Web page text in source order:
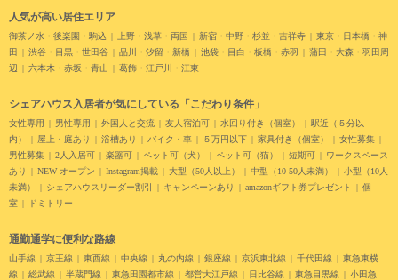
人気が高い居住エリア
御茶ノ水・後楽園・駒込 上野・浅草・両国 新宿・中野・杉並・吉祥寺
東京・日本橋・神
田
渋谷・目黒・世田谷 品川・汐留・新橋 池袋・目白・板橋・赤羽
蒲田・大森・羽田周
辺
六本木・赤坂・青山 葛飾・江戸川・江東
シェアハウス入居者が気にしている「こだわり条件」
女性専用 男性専用 外国人と交流 友人宿泊可 水回り付き（個室）
駅近（５分以
内）
屋上・庭あり 浴槽あり バイク・車 ５万円以下 家具付き（個室）
女性募集
男性募集
2人入居可 楽器可 ペット可（犬） ペット可（猫） 短期可
ワークスペース
あり
NEW オープン Instagram掲載 大型（50人以上） 中型（10-50人未満）
小型（10人
未満）
シェアハウスリーダー割引 キャンペーンあり amazonギフト券プレゼント
個
室
ドミトリー
通勤通学に便利な路線
山手線 京王線 東西線 中央線 丸の内線 銀座線 京浜東北線 千代田線
東急東横
線
総武線 半蔵門線 東急田園都市線 都営大江戸線 日比谷線 東急目黒線 小田急